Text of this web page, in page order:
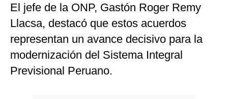
El jefe de la ONP, Gastón Roger Remy
Llacsa, destacó que estos acuerdos
representan un avance decisivo para la
modernización del Sistema Integral
Previsional Peruano.